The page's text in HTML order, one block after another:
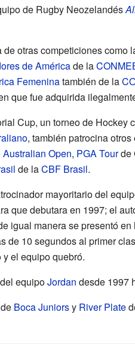
de Rugby Neozelandés
otras competiciones como
de Américade la
Femeninatambién de la
que fue adquirida
Cup, un torneo de Hockey
, también patrocina
Australian Open, PGA Tourde
de laCBF Brasil.
mayoritario del
que debutara en 1997; el
igual manera se presentó
de 10 segundos al primer
el equipo quebró.
equipoJordan desde 1997
Boca Juniorsy River Plate